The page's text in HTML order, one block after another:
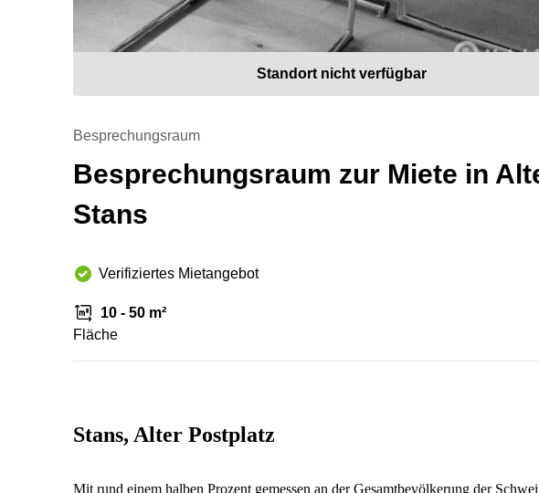
Standort nicht verfügbar
Besprechungsraum
Besprechungsraum zur Miete in
Stans
Verifiziertes Mietangebot
10 - 50 m²
Fläche
Stans, Alter Postplatz
Mit rund einem halben Prozent gemessen an der Gesamtbevölkerung der